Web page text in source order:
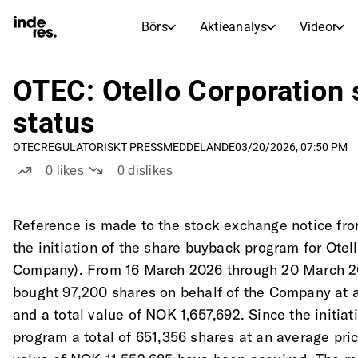
Börs Aktieanalys Videor
Börs
Morgonrapport
Utdelningskalender
Kommande och tidigare utdelningar
Aktieanalys
Artiklar
Inderes modellportfölj
inderesTV
Aktiejämförelse
OTEC: Otello
status
OTECREGULATORISKT PRESSMEDDELANDE03/20/2026, 07:50 PM
0 likes 0dislikes
Reference is made to the stock exchange notice
the initiation of the share buyback program for
Company). From 16 March 2026 through 20 March
bought 97,200 shares on behalf of the Company at
and a total value of NOK 1,657,692. Since the
program a total of 651,356 shares at an average